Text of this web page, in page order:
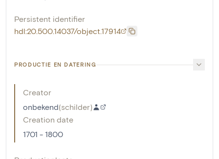
Persistent identifier
hdl:20.500.14037/object.17914
PRODUCTIE EN DATERING
Creator
onbekend(schilder)
Creation date
1701 - 1800